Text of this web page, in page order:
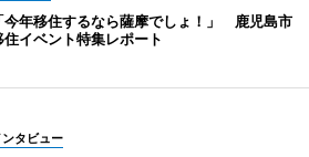
今年移住するなら薩摩でしょ！」 鹿児島市
住イベント特集レポート
タビュー